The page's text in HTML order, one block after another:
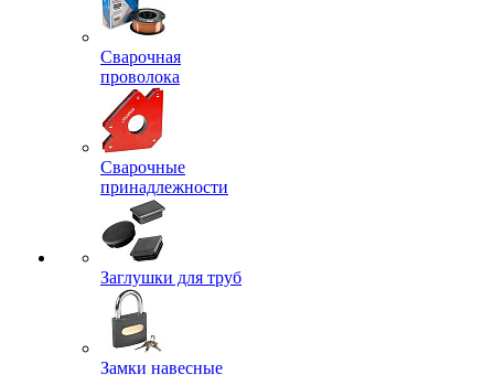
Сварочная
проволока
Сварочные
принадлежности
Заглушки для труб
Замки навесные